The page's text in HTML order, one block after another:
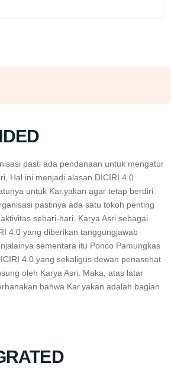
pasti ada pendanaan untuk mengatur
Hal ini menjadi alasan DICIRI 4.0
untuk Kar.yakan agar tetap berdiri
pastinya ada satu tokoh penting
sehari-hari. Karya Asri sebagai
4.0 yang diberikan tanggungjawab
sementara itu Ponco Pamungkas
4.0 yang sekaligus dewan penasehat
oleh Karya Asri. Maka, atas latar
bahwa Kar.yakan adalah bagian